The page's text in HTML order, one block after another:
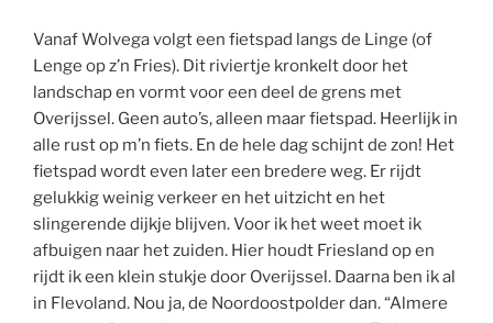
Vanaf Wolvega volgt een fietspad langs de Linge (of
Lenge op z’n Fries). Dit riviertje kronkelt door het
landschap en vormt voor een deel de grens met
Overijssel. Geen auto’s, alleen maar fietspad. Heerlijk in
alle rust op m’n fiets. En de hele dag schijnt de zon! Het
fietspad wordt even later een bredere weg. Er rijdt
gelukkig weinig verkeer en het uitzicht en het
slingerende dijkje blijven. Voor ik het weet moet ik
afbuigen naar het zuiden. Hier houdt Friesland op en
rijdt ik een klein stukje door Overijssel. Daarna ben ik al
in Flevoland. Nou ja, de Noordoostpolder dan. “Almere